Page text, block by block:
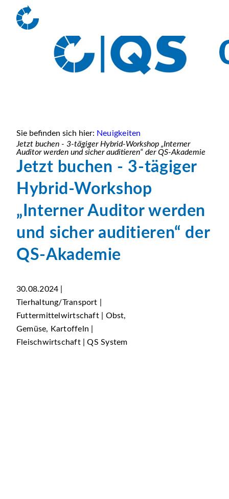
Sie befinden sich hier: Neuigkeiten
Jetzt buchen - 3-tägiger Hybrid-Workshop „Interner
Auditor werden und sicher auditieren“ der QS-Akademie
Jetzt buchen - 3-tägiger
Hybrid-Workshop
„Interner Auditor werden
und sicher auditieren“ der
QS-Akademie
30.08.2024 |
Tierhaltung/Transport |
Futtermittelwirtschaft | Obst,
Gemüse, Kartoffeln |
Fleischwirtschaft | QS System